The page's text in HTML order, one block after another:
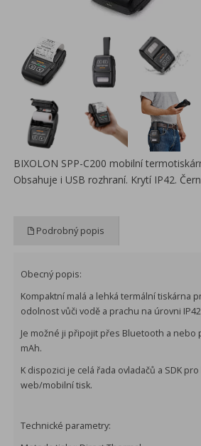
BIXOLON SPP-C200 mobilní
Obsahuje i USB rozhraní. Krytí IP42.
Podrobný popis
Obecný popis:
Kompaktní malá a lehká termální tiskárna
odolnost vůči vodě a prachu na úrovni
Je možné ji připojit přes Bluetooth a nebo
mAh.
K dispozici je celá řada ovladačů a SDK
web/mobilní tisk.
Technické parametry: